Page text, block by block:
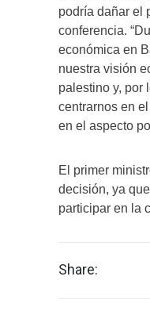
podría dañar el
conferencia.
económica en
nuestra visión
palestino y, por
centrarnos en
en el aspecto
El primer
decisión, ya
participar en la
Share: